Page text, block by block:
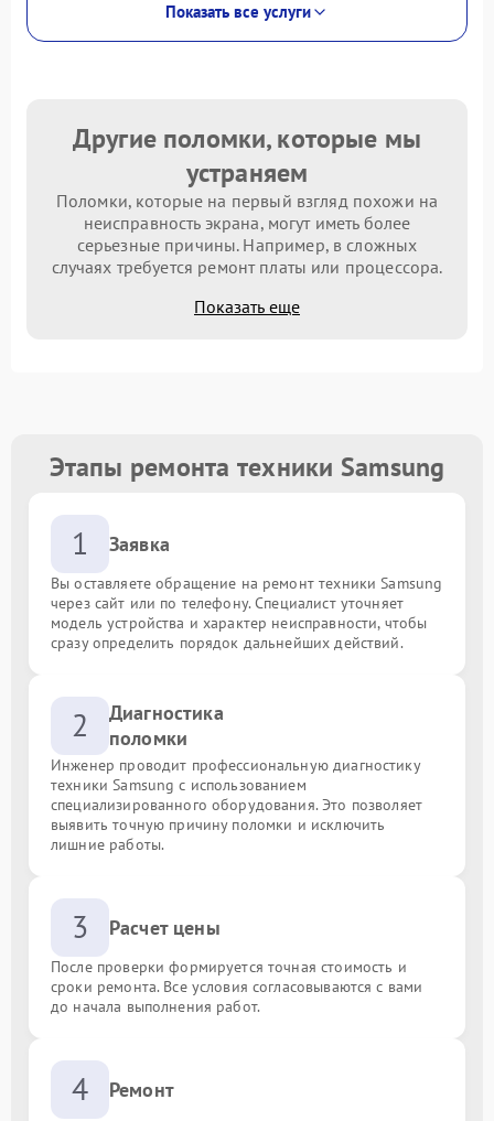
Показать все услуги
Другие поломки, которые мы
устраняем
Поломки, которые на первый взгляд похожи на
неисправность экрана, могут иметь более
серьезные причины. Например, в сложных
случаях требуется ремонт платы или процессора.
Показать еще
Этапы ремонта техники Samsung
1 Заявка
Вы оставляете обращение на ремонт техники Samsung
через сайт или по телефону. Специалист уточняет
модель устройства и характер неисправности, чтобы
сразу определить порядок дальнейших действий.
2
Диагностика
поломки
Инженер проводит профессиональную диагностику
техники Samsung с использованием
специализированного оборудования. Это позволяет
выявить точную причину поломки и исключить
лишние работы.
3 Расчет цены
После проверки формируется точная стоимость и
сроки ремонта. Все условия согласовываются с вами
до начала выполнения работ.
4 Ремонт